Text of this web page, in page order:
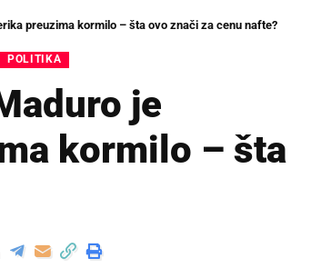
preuzima kormilo – šta ovo znači za cenu nafte?
POLITIKA
je
kormilo – šta